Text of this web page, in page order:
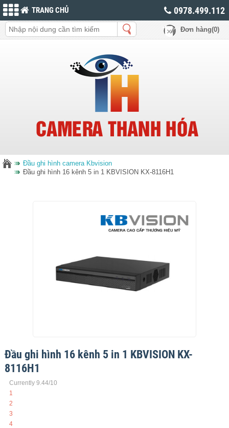
TRANG CHỦ 0978.499.112
Đơn hàng(0)
Đầu ghi hình camera Kbvision
Đầu ghi hình 16 kênh 5 in 1 KBVISION KX-8116H1
Đầu ghi hình 16 kênh 5 in 1 KBVISION KX-
8116H1
Currently 9.44/10
1
2
3
4